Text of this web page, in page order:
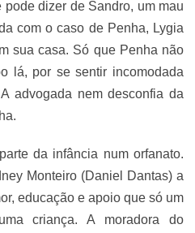
pode dizer de Sandro, um mau
com o caso de Penha, Lygia
sua casa. Só que Penha não
lá, por se sentir incomodada
advogada nem desconfia da
da infância num orfanato.
Monteiro (Daniel Dantas) a
educação e apoio que só um
criança. A moradora do